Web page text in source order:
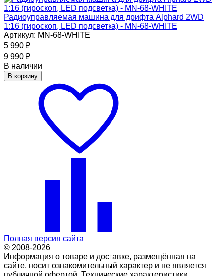
Радиоуправляемая машина для дрифта Alphard 2WD
1:16 (гироскоп, LED подсветка) - MN-68-WHITE
Артикул: MN-68-WHITE
5 990 ₽
9 990 ₽
В наличии
В корзину
Полная версия сайта
© 2008-2026
Информация о товаре и доставке, размещённая на
сайте, носит ознакомительный характер и не является
публичной офертой. Технические характеристики,